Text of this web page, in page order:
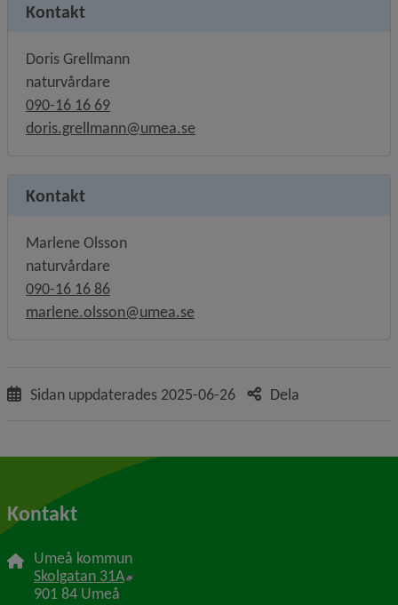
Kontakt
Doris Grellmann
naturvårdare
090-16 16 69
doris.grellmann@umea.se
Kontakt
Marlene Olsson
naturvårdare
090-16 16 86
marlene.olsson@umea.se
Sidan uppdaterades 2025-06-26 Dela
Kontakt
Umeå kommun
Skolgatan 31A Länk till annan webbplats, öppnas i nytt
901 84 Umeå